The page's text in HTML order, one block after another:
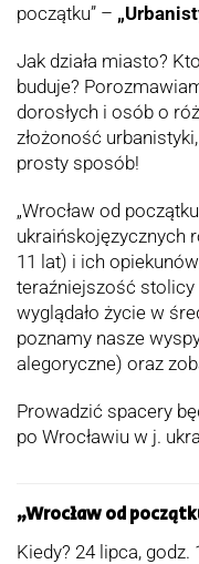
początku” –
Jak działa miasto?
buduje?
dorosłych i osób o
złożoność
prosty sposób!
„Wrocław od
ukraińskojęzycznych
11 lat) i ich
teraźniejszość stolicy
wyglądało życie w
poznamy nasze
alegoryczne) oraz
Prowadzić spacery
po Wrocławiu w j.
„Wrocław od
Kiedy? 24 lipca,